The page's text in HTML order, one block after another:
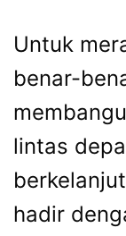
Untuk
benar-
lintas
hadir